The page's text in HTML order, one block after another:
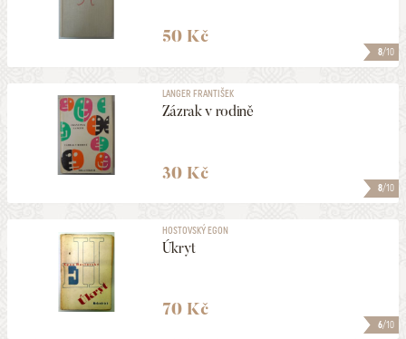
8/10
50 Kč
8/10
LANGER FRANTIŠEK
Zázrak v rodině
30 Kč
6/10
HOSTOVSKÝ EGON
Úkryt
70 Kč